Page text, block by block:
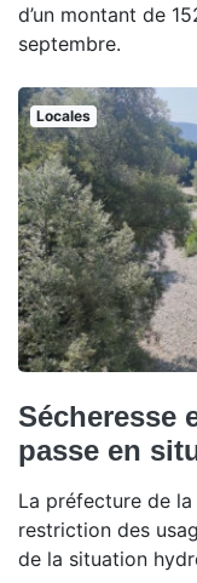
d’un montant de
septembre.
Locales
Sécheresse
passe en
La préfecture de
restriction des
de la situation